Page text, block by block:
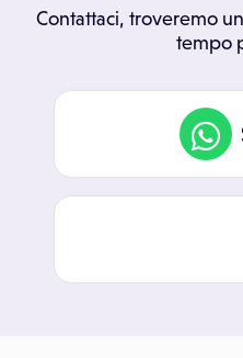
Contattaci, troveremo
tempo